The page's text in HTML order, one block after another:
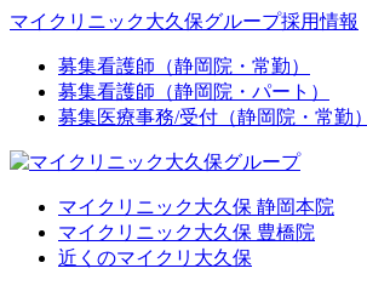
マイクリニック大久保グループ採用情報
募集看護師（静岡院・常勤）
募集看護師（静岡院・パート）
募集医療事務/受付（静岡院・常勤）
マイクリニック大久保 静岡本院
マイクリニック大久保 豊橋院
近くのマイクリ大久保